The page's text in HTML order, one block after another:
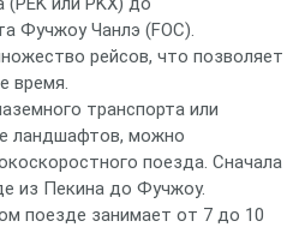
Фучжоу Чанлэ (FOC).
рейсов, что позволяет
время.
транспорта или
ландшафтов, можно
поезда. Сначала
из Пекина до Фучжоу.
поезде занимает от 7 до 10